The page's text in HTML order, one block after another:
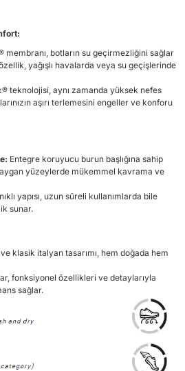
membranı, botların su geçirmezliğini sağlar
yağışlı havalarda veya su geçişlerinde
teknolojisi, aynı zamanda yüksek nefes
aşırı terlemesini engeller ve konforu
Entegre koruyucu burun başlığına sahip
yüzeylerde mükemmel kavrama ve
yapısı, uzun süreli kullanımlarda bile
sunar.
ve klasik italyan tasarımı, hem doğada hem
fonksiyonel özellikleri ve detaylarıyla
sağlar.